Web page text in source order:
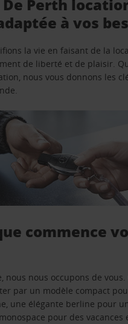
Perth
à vos
la vie en faisant de la
de liberté et de plaisir.
nous vous donnons les
commence
nous nous occupons de vous.
par un modèle compact
une élégante berline pour
pour des vacances